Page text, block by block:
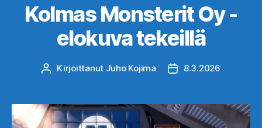
Kolmas Monsterit Oy -
elokuva tekeillä
Kirjoittaja
Kirjoittanut Juho Kojima Julkaisupäivämäärä
8.3.2026